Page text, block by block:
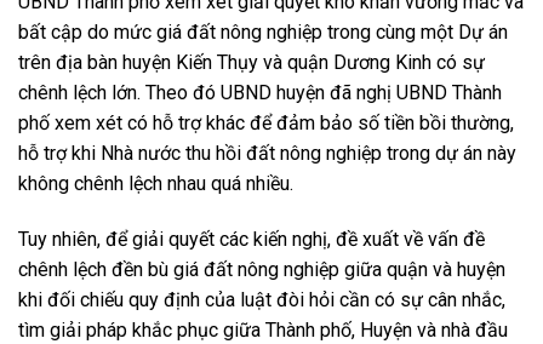
bất cập do mức giá đất nông nghiệp trong cùng một Dự án
trên địa bàn huyện Kiến Thụy và quận Dương Kinh có sự
chênh lệch lớn. Theo đó UBND huyện đã nghị UBND Thành
phố xem xét có hỗ trợ khác để đảm bảo số tiền bồi thường,
hỗ trợ khi Nhà nước thu hồi đất nông nghiệp trong dự án này
không chênh lệch nhau quá nhiều.
Tuy nhiên, để giải quyết các kiến nghị, đề xuất về vấn đề
chênh lệch đền bù giá đất nông nghiệp giữa quận và huyện
khi đối chiếu quy định của luật đòi hỏi cần có sự cân nhắc,
tìm giải pháp khắc phục giữa Thành phố, Huyện và nhà đầu